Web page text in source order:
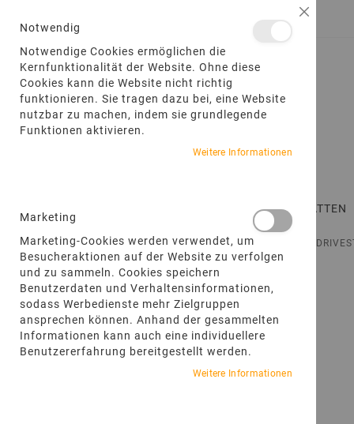
ZUMANMELDEN
TERRASSENPLATTEN
STARTSEITE PRODUKTE NATURSTEINPFLASTER
Zum
Ende
der
Bildgalerie
springen
Notwendig
Notwendige Cookies ermöglichen die
Kernfunktionalität der Website. Ohne diese
Cookies kann die Website nicht richtig
funktionieren. Sie tragen dazu bei, eine Website
nutzbar zu machen, indem sie grundlegende
Funktionen aktivieren.
Weitere Informationen
Marketing
Marketing-Cookies werden verwendet, um
Besucheraktionen auf der Website zu verfolgen
und zu sammeln. Cookies speichern
Benutzerdaten und Verhaltensinformationen,
sodass Werbedienste mehr Zielgruppen
ansprechen können. Anhand der gesammelten
Informationen kann auch eine individuellere
Benutzererfahrung bereitgestellt werden.
Weitere Informationen